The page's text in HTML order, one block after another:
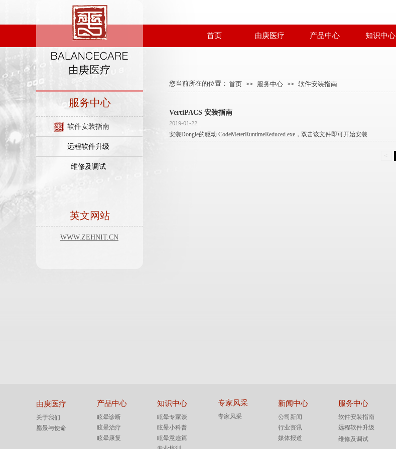
首页 由庚医疗 产品中心 知识中心
您当前所在的位置： 首页 >> 服务中心 >> 软件安装指南
服务中心
VertiPACS 安装指南
2019-01-22
安装Dongle的驱动 CodeMeterRuntimeReduced.exe，双击该文件即可开始安装
软件安装指南
远程软件升级
维修及调试
英文网站
WWW.ZEHNIT.CN
由庚医疗
关于我们
愿景与使命
产品中心
眩晕诊断
眩晕治疗
眩晕康复
专家风采
专家风采
知识中心
眩晕专家谈
眩晕小科普
眩晕意趣篇
新闻中心
公司新闻
行业资讯
媒体报道
服务中心
软件安装指南
远程软件升级
维修及调试